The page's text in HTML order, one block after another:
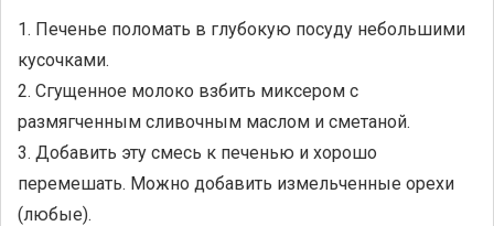
1. Печенье поломать в глубокую посуду небольшими
кусочками.
2. Сгущенное молоко взбить миксером с
размягченным сливочным маслом и сметаной.
3. Добавить эту смесь к печенью и хорошо
перемешать. Можно добавить измельченные орехи
(любые).